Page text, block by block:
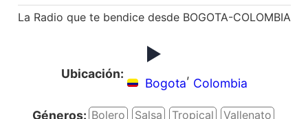
La Radio que te bendice desde BOGOTA-COLOMBIA
Ubicación:
Bogota
,
Colombia
Géneros: Bolero Salsa Tropical Vallenato